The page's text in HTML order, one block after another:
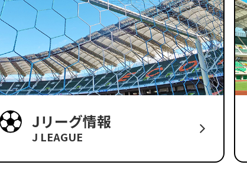
Jリーグ情報
J LEAGUE